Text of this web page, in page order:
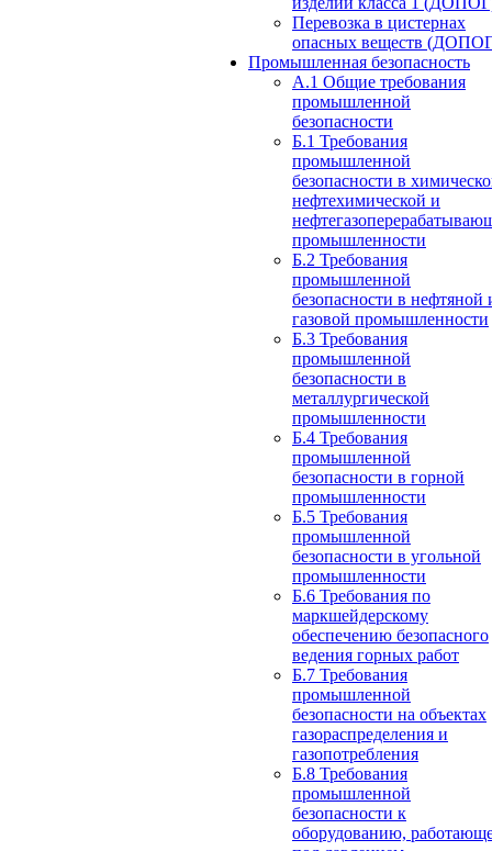
Перевозка в цистернах
опасных веществ
Промышленная безопасность
А.1 Общие требования
промышленной
безопасности
Б.1 Требования
промышленной
безопасности в
нефтехимической и
промышленности
Б.2 Требования
промышленной
безопасности в нефтяной
газовой промышленности
Б.3 Требования
промышленной
безопасности в
металлургической
промышленности
Б.4 Требования
промышленной
безопасности в горной
промышленности
Б.5 Требования
промышленной
безопасности в угольной
промышленности
Б.6 Требования по
маркшейдерскому
обеспечению безопасного
ведения горных работ
Б.7 Требования
промышленной
безопасности на объектах
газораспределения и
газопотребления
Б.8 Требования
промышленной
безопасности к
оборудованию,